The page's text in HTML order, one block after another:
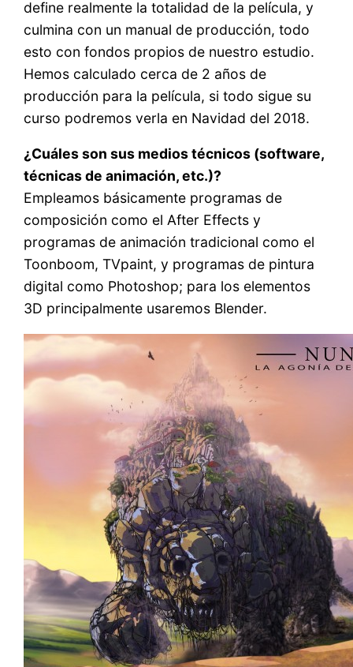
define realmente la totalidad de la película, y
culmina con un manual de producción, todo
esto con fondos propios de nuestro estudio.
Hemos calculado cerca de 2 años de
producción para la película, si todo sigue su
curso podremos verla en Navidad del 2018.
¿Cuáles son sus medios técnicos (software,
técnicas de animación, etc.)?
Empleamos básicamente programas de
composición como el After Effects y
programas de animación tradicional como el
Toonboom, TVpaint, y programas de pintura
digital como Photoshop; para los elementos
3D principalmente usaremos Blender.